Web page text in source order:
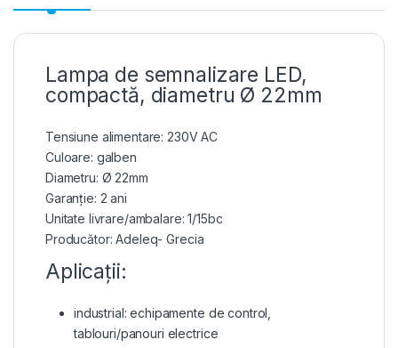
Lampa de semnalizare LED,
compactă, diametru Ø 22mm
Tensiune alimentare: 230V AC
Culoare: galben
Diametru: Ø 22mm
Garanție: 2 ani
Unitate livrare/ambalare: 1/15bc
Producător: Adeleq- Grecia
Aplicații:
industrial: echipamente de control,
tablouri/panouri electrice